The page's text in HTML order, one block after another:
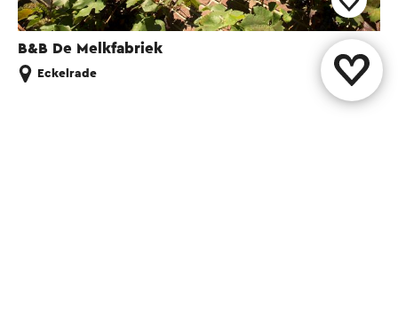
B&B De Melkfabriek
Eckelrade